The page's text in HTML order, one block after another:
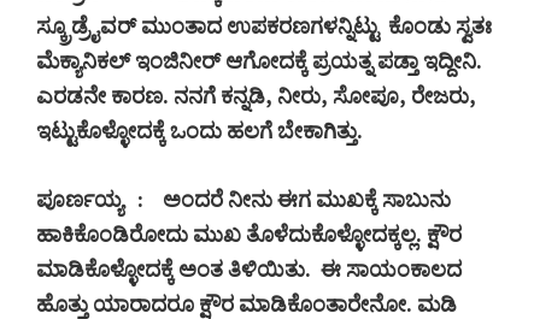
ಸ್ಕ್ರೂಡ್ರೈವರ್ ಮುಂತಾದ ಉಪಕರಣಗಳನ್ನಿಟ್ಟು ಕೊಂಡು ಸ್ವತಃ
ಮೆಕ್ಯಾನಿಕಲ್ ಇಂಜಿನೀರ್ ಆಗೋದಕ್ಕೆ ಪ್ರಯತ್ನ ಪಡ್ತಾ ಇದ್ದೀನಿ.
ಎರಡನೇ ಕಾರಣ. ನನಗೆ ಕನ್ನಡಿ, ನೀರು, ಸೋಪೂ, ರೇಜರು,
ಇಟ್ಟುಕೊಳ್ಳೋದಕ್ಕೆ ಒಂದು ಹಲಗೆ ಬೇಕಾಗಿತ್ತು.
ಪೂರ್ಣಯ್ಯ: ಅಂದರೆ ನೀನು ಈಗ ಮುಖಕ್ಕೆ ಸಾಬುನು
ಹಾಕಿಕೊಂಡಿರೋದು ಮುಖ ತೊಳೆದುಕೊಳ್ಳೋದಕ್ಕಲ್ಲ. ಕ್ಷೌರ
ಮಾಡಿಕೊಳ್ಳೋದಕ್ಕೆ ಅಂತ ತಿಳಿಯಿತು. ಈ ಸಾಯಂಕಾಲದ
ಹೊತ್ತು ಯಾರಾದರೂ ಕ್ಷೌರ ಮಾಡಿಕೊಂತಾರೇನೋ. ಮಡಿ